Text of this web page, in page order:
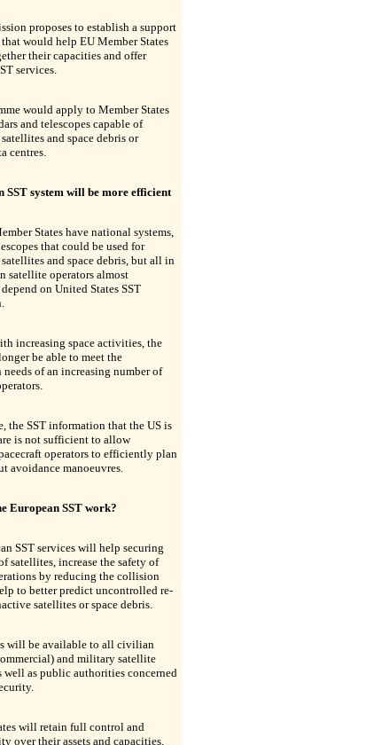
proposes to establish a support
would help EU Member States
their capacities and offer
services.
would apply to Member States
and telescopes capable of
and space debris or
centres.
SST system will be more efficient
States have national systems,
that could be used for
and space debris, but all in
satellite operators almost
on United States SST
increasing space activities, the
be able to meet the
of an increasing number of
the SST information that the US is
is not sufficient to allow
operators to efficiently plan
avoidance manoeuvres.
European SST work?
SST services will help securing
satellites, increase the safety of
by reducing the collision
to better predict uncontrolled re-
satellites or space debris.
will be available to all civilian
and military satellite
well as public authorities concerned
will retain full control and
over their assets and capacities.